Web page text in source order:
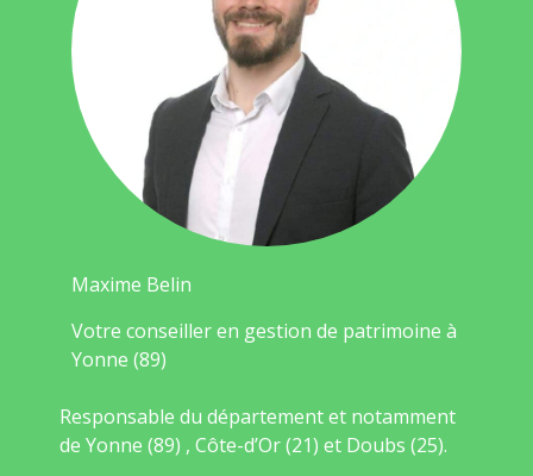
Maxime Belin
Votre conseiller en gestion de patrimoine à
Yonne (89)
Responsable du département et notamment
de Yonne (89) , Côte-d’Or (21) et Doubs (25).